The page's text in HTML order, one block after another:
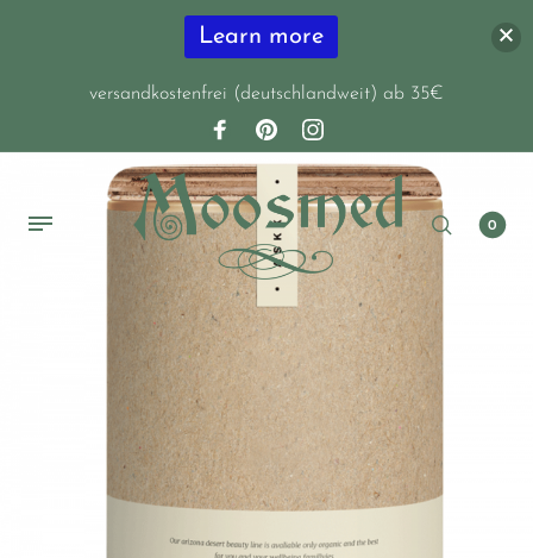
versandkostenfrei (deutschlandweit) ab 35€
0
Learn more